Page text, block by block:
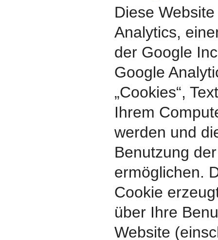
Diese
Analytics,
der Google
Google
„Cookies“,
Ihrem
werden und
Benutzung
ermöglichen.
Cookie
über Ihre
Website